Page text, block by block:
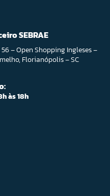
SEBRAE
– Open Shopping Ingleses –
Florianópolis – SC
às 18h